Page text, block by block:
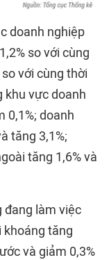
doanh nghiệp
so với cùng
với cùng thời
khu vực doanh
0,1%; doanh
tăng 3,1%;
tăng 1,6% và
đang làm việc
khoáng tăng
và giảm 0,3%